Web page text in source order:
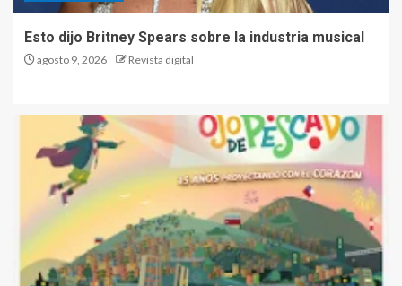
Esto dijo Britney Spears sobre la industria musical
agosto 9, 2026 Revista digital